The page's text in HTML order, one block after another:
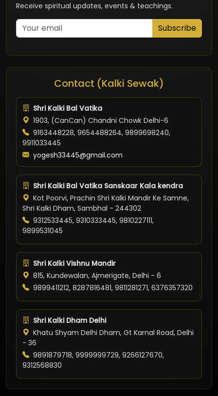
Receive spiritual updates, events & teachings.
Subscribe
Contact (Kalki Sewak)
Shri Kalki Bal Vatika
1903, (CanCan) Chandni Chowk Delhi-6
9163448228, 9654488264, 9899698240,
9911033445
yogesh33445@gmail.com
Shri Kalki Bal Vatika Sanskaar Kala kendra
Kot Poorvi, Prachin Shri Kalki Mandir Ke Samne,
Shri Kalki Dham, Sambhal - 244302
9312533445, 9310333445, 9810227111,
9899531045
Shri Kalki Vishnu Mandir
815, Kundewalan, Ajmerigate, Delhi - 6
9899411212, 8287816481, 9811281271, 6376357320
Shri Kalki Dham Delhi
Khatu Shyam Delhi Dham, Gt Karnal Road, Delhi
- 36
9891879718, 9999999729, 9266127670,
9312568830